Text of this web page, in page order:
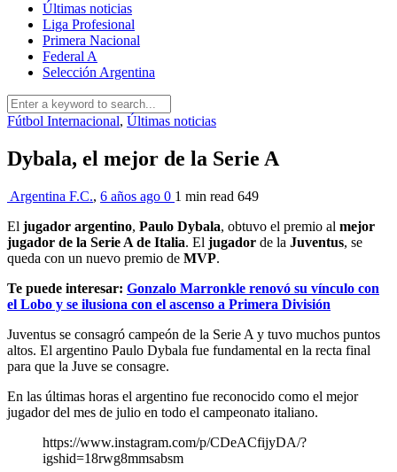
Últimas noticias
Liga Profesional
Primera Nacional
Federal A
Selección Argentina
Fútbol Internacional, Últimas noticias
Dybala, el mejor de la Serie A
Argentina F.C., 6 años ago 0 1 min read 649
El jugador argentino, Paulo Dybala, obtuvo el premio al mejor
jugador de la Serie A de Italia. El jugador de la Juventus, se
queda con un nuevo premio de MVP.
Te puede interesar: Gonzalo Marronkle renovó su vínculo con
el Lobo y se ilusiona con el ascenso a Primera División
Juventus se consagró campeón de la Serie A y tuvo muchos puntos
altos. El argentino Paulo Dybala fue fundamental en la recta final
para que la Juve se consagre.
En las últimas horas el argentino fue reconocido como el mejor
jugador del mes de julio en todo el campeonato italiano.
https://www.instagram.com/p/CDeACfijyDA/?
igshid=18rwg8mmsabsm